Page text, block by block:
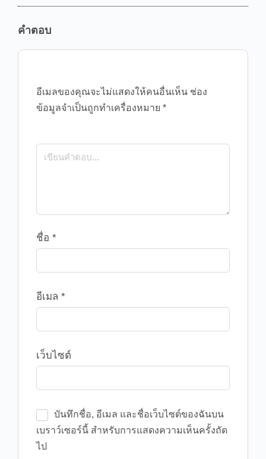
คำตอบ
อีเมลของคุณจะไม่แสดงให้คนอื่นเห็น ช่อง
ข้อมูลจำเป็นถูกทำเครื่องหมาย *
ชื่อ *
อีเมล *
เว็บไซต์
บันทึกชื่อ, อีเมล และชื่อเว็บไซต์ของฉันบน
เบราว์เซอร์นี้ สำหรับการแสดงความเห็นครั้งถัด
ไป